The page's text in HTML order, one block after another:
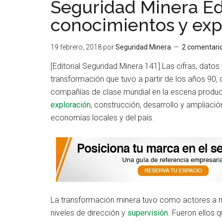
Seguridad Minera
conocimientos y
19 febrero, 2018 porSeguridad Minera 2
[Editorial Seguridad Minera 141] Las cifras,
transformación que tuvo a partir de los años
compañías de clase mundial en la escena
exploración, construcción, desarrollo y
economías locales y del país.
La transformación minera tuvo como actores a
niveles de dirección y supervisión. Fueron ellos